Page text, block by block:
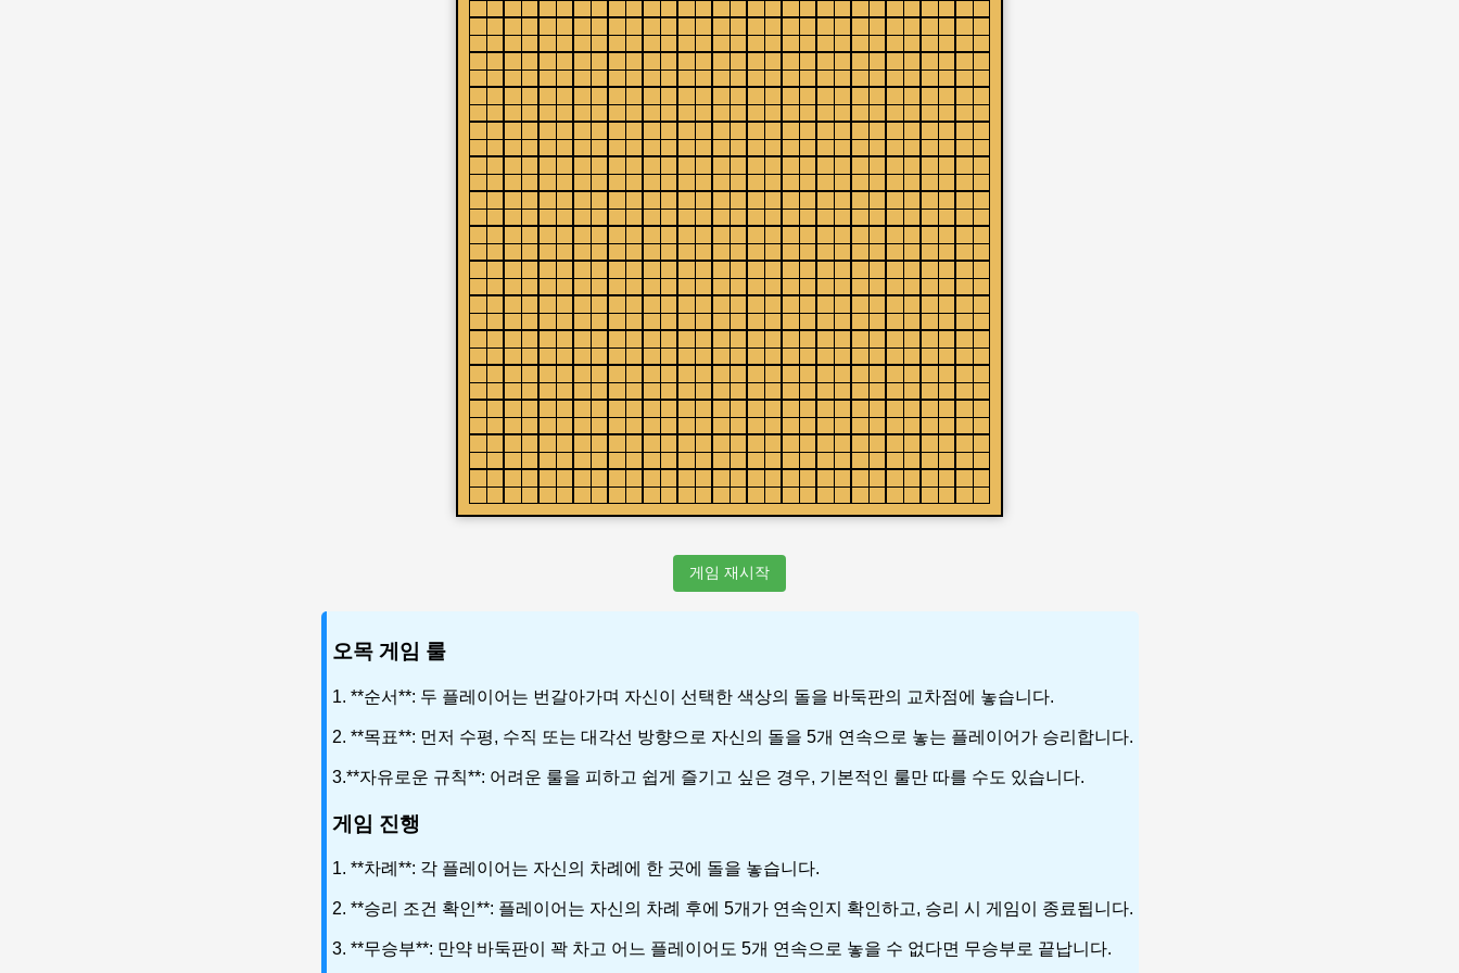
게임 재시작
오목 게임 룰
1. **순서**: 두 플레이어는 번갈아가며 자신이 선택한 색상의 돌을 바둑판의 교차점에 놓습니다.
2. **목표**: 먼저 수평, 수직 또는 대각선 방향으로 자신의 돌을 5개 연속으로 놓는 플레이어가 승리합니다.
3.**자유로운 규칙**: 어려운 룰을 피하고 쉽게 즐기고 싶은 경우, 기본적인 룰만 따를 수도 있습니다.
게임 진행
1. **차례**: 각 플레이어는 자신의 차례에 한 곳에 돌을 놓습니다.
2. **승리 조건 확인**: 플레이어는 자신의 차례 후에 5개가 연속인지 확인하고, 승리 시 게임이 종료됩니다.
3. **무승부**: 만약 바둑판이 꽉 차고 어느 플레이어도 5개 연속으로 놓을 수 없다면 무승부로 끝납니다.